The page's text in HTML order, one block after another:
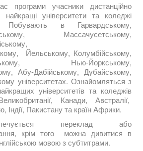
програми учасники дистанційно
найкращі університети та коледжі
в Гарвардському,
Массачусетському,
Йельському, Колумбійському,
Нью-Йоркському,
Абу-Дабійському, Дубайському,
університетах. Ознайомляться з
університетів та коледжів
Канади, Австралії,
Індії, Пакистану та країн Африки.
переклад або
крім того можна дивитися в
мовою з субтитрами.